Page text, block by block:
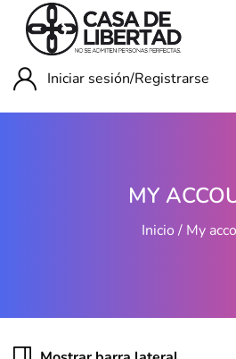
Iniciar sesión/Registrarse
MY
Inicio My